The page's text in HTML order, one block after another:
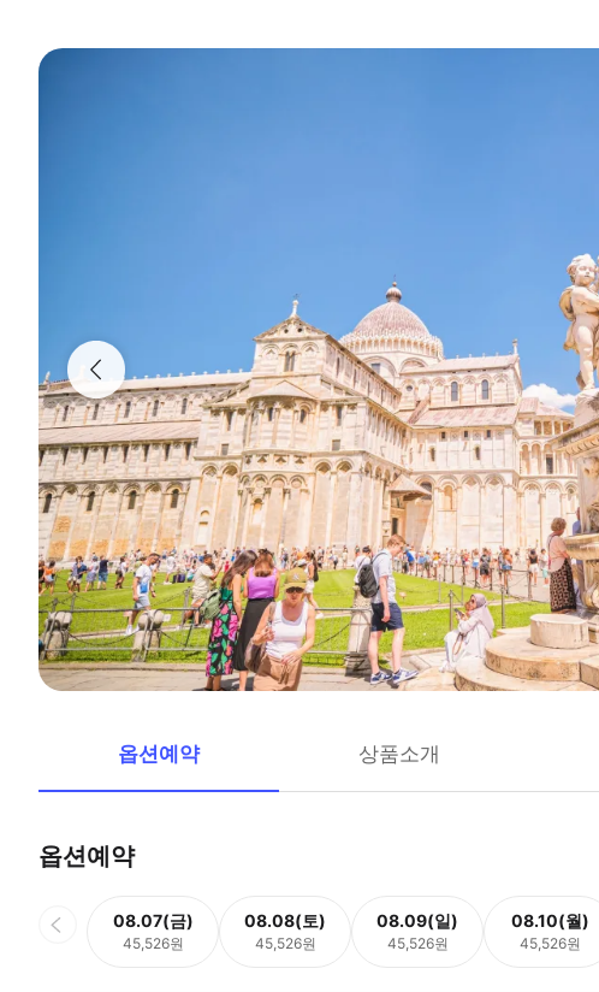
옵션예약 상품소개
옵션예약
08.07(금)
45,526원
08.08(토)
45,526원
08.09(일)
45,526원
08.10(월)
45,526원